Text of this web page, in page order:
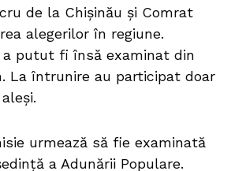
de la Chișinău și Comrat
alegerilor în regiune.
a putut fi însă examinat din
La întrunire au participat doar
urmează să fie examinată
a Adunării Populare.